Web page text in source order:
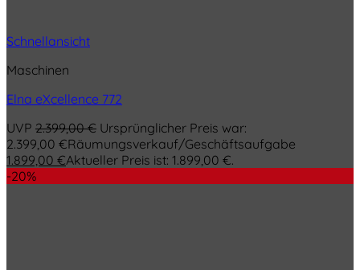
Schnellansicht
Maschinen
Elna eXcellence 772
UVP 2.399,00€ Ursprünglicher Preis war:
2.399,00 €Räumungsverkauf/Geschäftsaufgabe
1.899,00 €Aktueller Preis ist: 1.899,00 €.
-20%